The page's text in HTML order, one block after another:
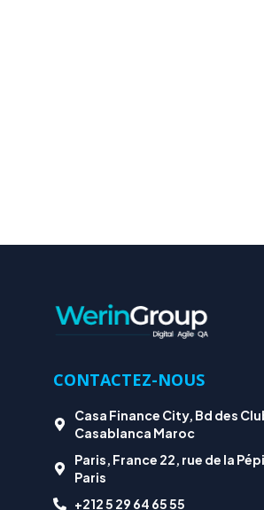
CONTACTEZ-NOUS
Casa Finance City, Bd des
Casablanca Maroc
Paris, France 22, rue de la
Paris
+212 5 29 64 65 55